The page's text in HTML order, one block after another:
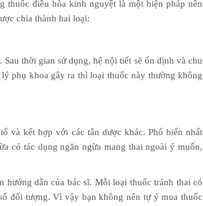
thuốc điều hòa kinh nguyệt là một biện pháp nên
chia thành hai loại:
thời gian sử dụng, hệ nội tiết sẽ ổn định và chu
phụ khoa gây ra thì loại thuốc này thường không
và kết hợp với các tân dược khác. Phổ biến nhất
có tác dụng ngăn ngừa mang thai ngoài ý muốn,
hướng dẫn của bác sĩ. Mỗi loại thuốc tránh thai có
đối tượng. Vì vậy bạn không nên tự ý mua thuốc